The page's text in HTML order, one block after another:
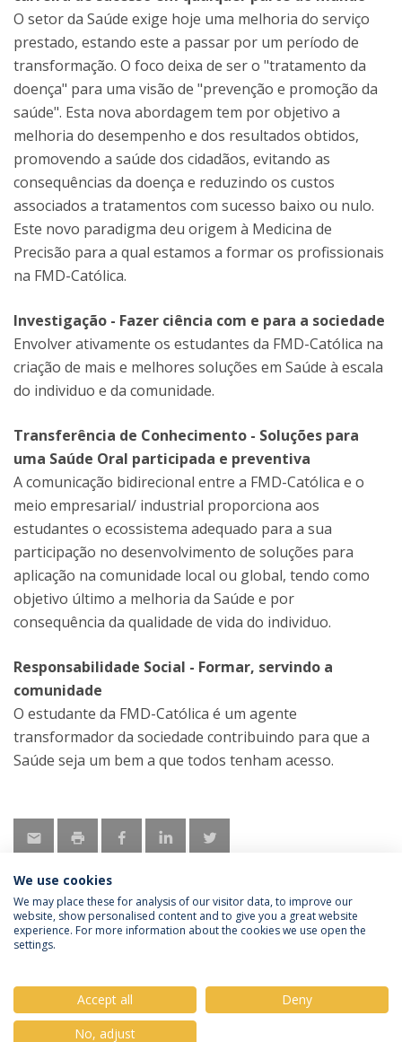
O setor da Saúde exige hoje uma melhoria do serviço
prestado, estando este a passar por um período de
transformação. O foco deixa de ser o "tratamento da
doença" para uma visão de "prevenção e promoção da
saúde". Esta nova abordagem tem por objetivo a
melhoria do desempenho e dos resultados obtidos,
promovendo a saúde dos cidadãos, evitando as
consequências da doença e reduzindo os custos
associados a tratamentos com sucesso baixo ou nulo.
Este novo paradigma deu origem à Medicina de
Precisão para a qual estamos a formar os profissionais
na FMD-Católica.
Investigação - Fazer ciência com e para a sociedade
Envolver ativamente os estudantes da FMD-Católica na
criação de mais e melhores soluções em Saúde à escala
do individuo e da comunidade.
Transferência de Conhecimento - Soluções para
uma Saúde Oral participada e preventiva
A comunicação bidirecional entre a FMD-Católica e o
meio empresarial/ industrial proporciona aos
estudantes o ecossistema adequado para a sua
participação no desenvolvimento de soluções para
aplicação na comunidade local ou global, tendo como
objetivo último a melhoria da Saúde e por
consequência da qualidade de vida do individuo.
Responsabilidade Social - Formar, servindo a
comunidade
O estudante da FMD-Católica é um agente
transformador da sociedade contribuindo para que a
Saúde seja um bem a que todos tenham acesso.
Política de Privacidade
Termos & Condições
We use cookies
We may place these for analysis of our visitor data, to improve our
website, show personalised content and to give you a great website
experience. For more information about the cookies we use open the
settings.
Accept all
Deny
No, adjust